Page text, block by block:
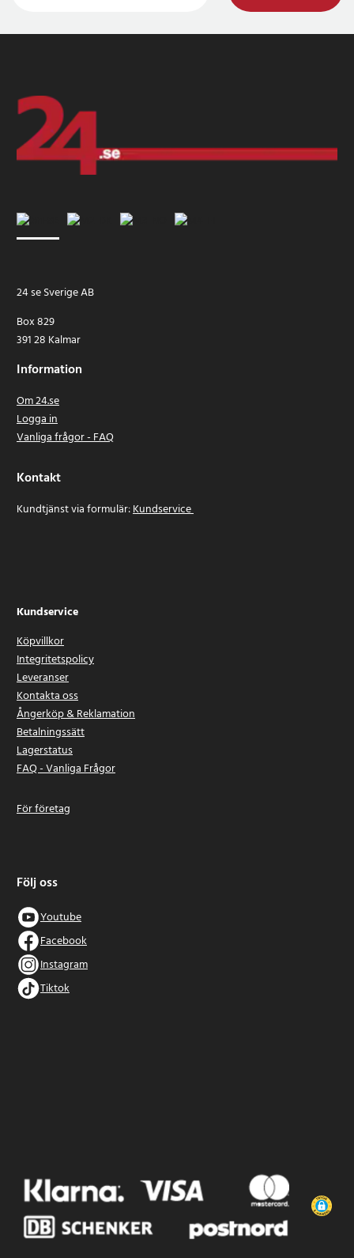
24 se Sverige AB
Box 829
391 28 Kalmar
Information
Om 24.se
Logga in
Vanliga frågor - FAQ
Kontakt
Kundtjänst via formulär:Kundservice
Kundservice
Köpvillkor
Integritetspolicy
Leveranser
Kontakta oss
Ångerköp & Reklamation
Betalningssätt
Lagerstatus
FAQ - Vanliga Frågor
För företag
Följ oss
Youtube
Facebook
Instagram
Tiktok